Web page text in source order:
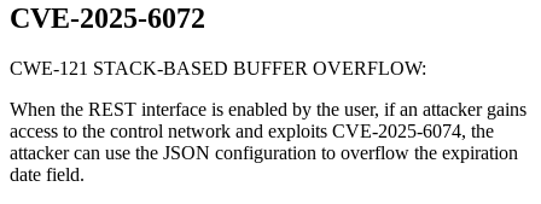
CVE-2025-6072
CWE-121 STACK-BASED BUFFER OVERFLOW:
When the REST interface is enabled by the user, if an attacker gains
access to the control network and exploits CVE-2025-6074, the
attacker can use the JSON configuration to overflow the expiration
date field.